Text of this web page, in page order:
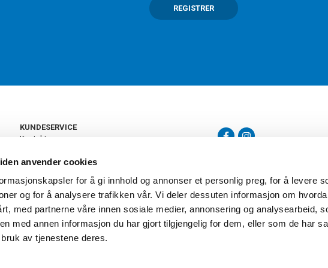
anvender cookies
for å gi innhold og annonser et personlig preg, for å levere
og for å analysere trafikken vår. Vi deler dessuten informasjon om
med partnerne våre innen sosiale medier, annonsering og analysearbeid,
med annen informasjon du har gjort tilgjengelig for dem, eller som de har
av tjenestene deres.
REGISTRER
KUNDESERVICE
Kontakt oss
Retur og bytte
Personvern
Frakt og levering
Ledige stillinger
FAQ - Ofte stilte spørsmål
Åpenhetsloven
Torshov Sport har over 90 års
klubbhandel. Torshov Sport har
Drammen, Sandvika Storsenter